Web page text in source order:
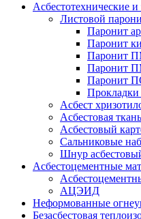
Асбестотехнические
Листовой
Паронит
Паронит
Паронит
Паронит
Паронит
Прокладки
Асбест
Асбестовая ткань
Асбестовый
Сальниковые
Шнур
Асбестоцементные
АЦЭИД
Неформованные
Безасбестовая